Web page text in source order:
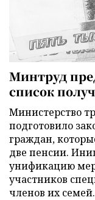
Минтруд
список
Министерство
подготовило
граждан,
две пенсии.
унификацию
участников
членов их семей.